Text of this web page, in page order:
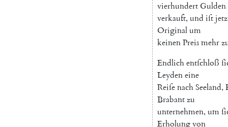
vierhundert Gulden
verkauft, und iſt
Originalum
keinenPreismehr
Endlichentſchloß
Leydeneine
ReiſenachSeeland,
Brabantzu
unternehmen, um
Erholungvon